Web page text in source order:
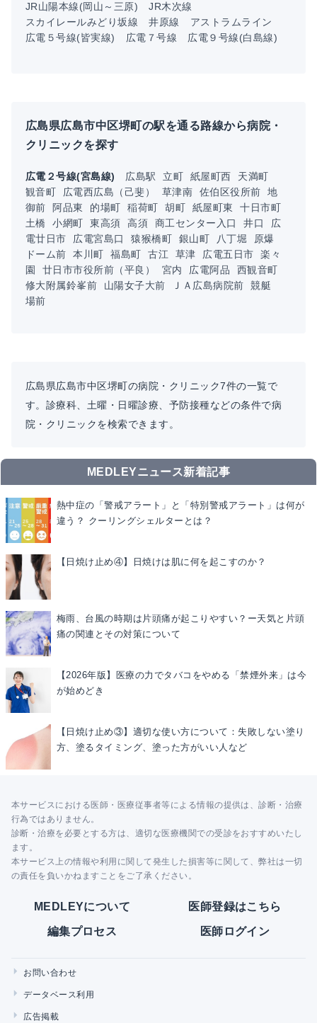
JR山陽本線(岡山～三原)
JR木次線
スカイレールみどり坂線
井原線
アストラムライン
広電５号線(皆実線)
広電７号線 広電９号線(白島線)
広島県広島市中区堺町の駅を通る路線から病院・
クリニックを探す
広電２号線(宮島線) 広島駅 立町 紙屋町西
天満町
観音町
広電西広島（己斐） 草津南 佐伯区役所前
地
御前
阿品東 的場町 稲荷町 胡町 紙屋町東
十日市町
土橋
小網町 東高須 高須 商工センター入口 井口
広
電廿日市
広電宮島口 猿猴橋町 銀山町 八丁堀
原爆
ドーム前
本川町 福島町 古江 草津 広電五日市
楽々
園
廿日市市役所前（平良） 宮内 広電阿品
西観音町
修大附属鈴峯前
山陽女子大前 ＪＡ広島病院前
競艇
場前
広島県広島市中区堺町の病院・クリニック7件の一覧で
す。診療科、土曜・日曜診療、予防接種などの条件で病
院・クリニックを検索できます。
MEDLEYニュース新着記事
熱中症の「警戒アラート」と「特別警戒アラート」は何が
違う？ クーリングシェルターとは？
【日焼け止め④】日焼けは肌に何を起こすのか？
梅雨、台風の時期は片頭痛が起こりやすい？ー天気と片頭
痛の関連とその対策について
【2026年版】医療の力でタバコをやめる「禁煙外来」は今
が始めどき
【日焼け止め③】適切な使い方について：失敗しない塗り
方、塗るタイミング、塗った方がいい人など
本サービスにおける医師・医療従事者等による情報の提供は、診断・治療
行為ではありません。
診断・治療を必要とする方は、適切な医療機関での受診をおすすめいたし
ます。
本サービス上の情報や利用に関して発生した損害等に関して、弊社は一切
の責任を負いかねますことをご了承ください。
MEDLEYについて 医師登録はこちら
編集プロセス 医師ログイン
お問い合わせ
データベース利用
広告掲載